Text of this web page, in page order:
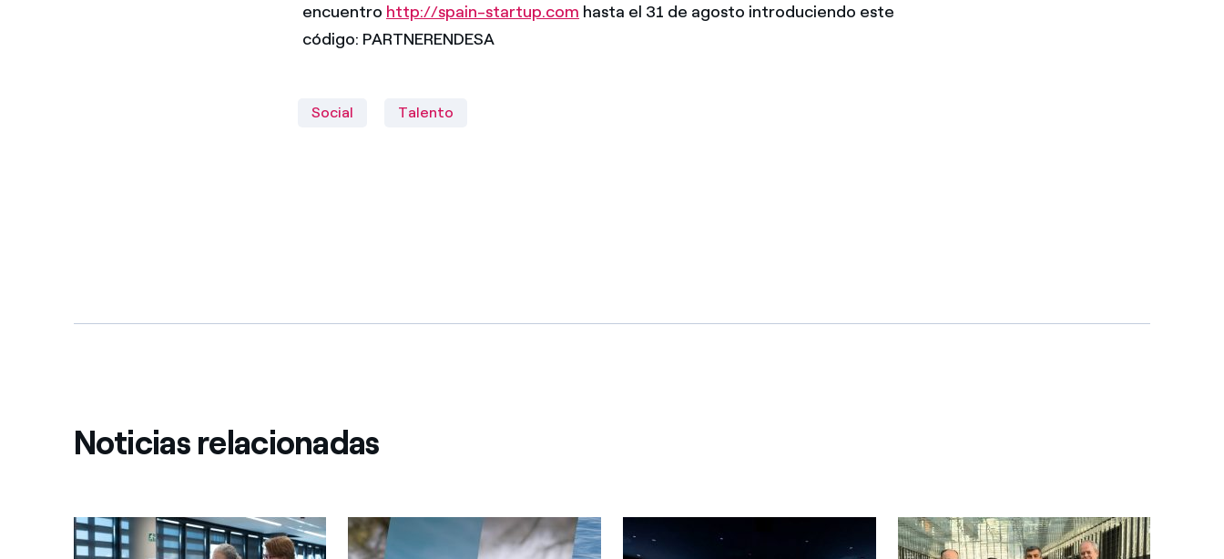
encuentro http://spain-startup.com hasta el 31 de agosto introduciendo este
código: PARTNERENDESA
Social Talento
Noticias relacionadas